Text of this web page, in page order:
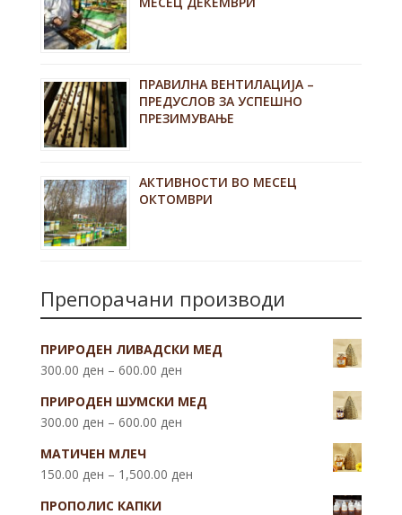
ПРАВИЛНА ВЕНТИЛАЦИЈА –
ПРЕДУСЛОВ ЗА УСПЕШНО
ПРЕЗИМУВАЊЕ
АКТИВНОСТИ ВО МЕСЕЦ
ОКТОМВРИ
Препорачани производи
ПРИРОДЕН ЛИВАДСКИ МЕД
300.00 ден – 600.00 ден
ПРИРОДЕН ШУМСКИ МЕД
300.00 ден – 600.00 ден
МАТИЧЕН МЛЕЧ
150.00 ден – 1,500.00 ден
ПРОПОЛИС КАПКИ